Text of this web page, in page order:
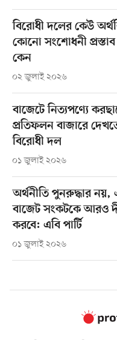
বিরোধী দলের কেউ
কোনো সংশোধনী
কেন
০২ জুলাই ২০২৬
বাজেটে নিত্যপণ্যে
প্রতিফলন বাজারে
বিরোধী দল
০১ জুলাই ২০২৬
অর্থনীতি পুনরুদ্ধার নয়,
বাজেট সংকটকে আরও
করবে: এবি পার্টি
০১ জুলাই ২০২৬